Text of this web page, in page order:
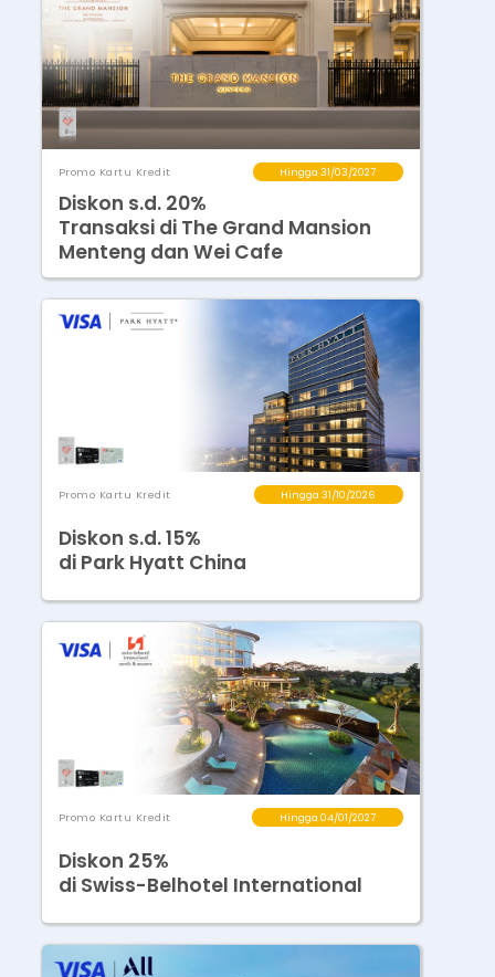
Promo Kartu Kredit Hingga 31/03/2027
Diskon s.d. 20%
Transaksi di The Grand Mansion
Menteng dan Wei Cafe
Promo Kartu Kredit Hingga 31/10/2026
Diskon s.d. 15%
di Park Hyatt China
Promo Kartu Kredit Hingga 04/01/2027
Diskon 25%
di Swiss-Belhotel International